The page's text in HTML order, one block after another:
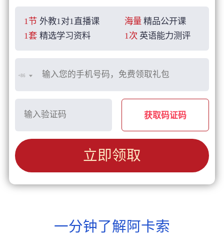
1节 外教1对1直播课 海量 精品公开课
1套 精选学习资料 1次 英语能力测评
+86
获取码证码
立即领取
一分钟了解阿卡索